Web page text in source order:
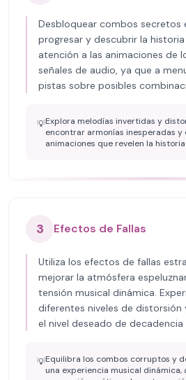
Desbloquear combos secretos
progresar y descubrir la
atención a las animaciones de
señales de audio, ya que a
pistas sobre posibles
💡Explora melodías invertidas y
encontrar armonías inesperadas y
animaciones que revelen la
3 Efectos de Fallas
Utiliza los efectos de fallas
mejorar la atmósfera
tensión musical dinámica.
diferentes niveles de
el nivel deseado de decadencia
💡Equilibra los combos corruptos y
una experiencia musical